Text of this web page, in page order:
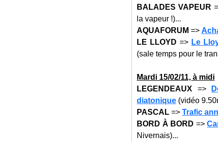
BALADES VAPEUR
la vapeur !)...
AQUAFORUM =>
LE LLOYD => Le
(sale temps pour le
Mardi 15/02/11, à midi
LEGENDEAUX =>
diatonique (vidéo
PASCAL => Trafic
BORD À BORD =>
Nivernais)...